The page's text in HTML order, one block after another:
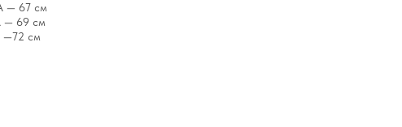
— 67 cм
— 69 cм
—72 cм